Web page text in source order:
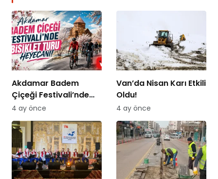
Akdamar Badem
Çiçeği Festivali’nde
Bisiklet Turu Heyecanı
4 ay önce
Van’da Nisan Karı Etkili
Oldu!
4 ay önce